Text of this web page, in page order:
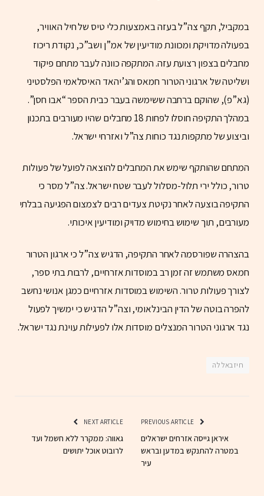
במקביל, תקף צה”ל בעזה באמצעות כלי טיס של חיל האוויר,
בפעולה מדויקת ומכוונת מודיעין של אמ”ן ושב”כ, נקודת ריכוז
מחבלים בצפון רצועת עזה. המתקפה כוונה לעבר מתחם פיקוד
ושליטה של ארגוני הטרור חמאס והג’יהאד האיסלאמי הפלסטיני
(גא”פ), שהוקם ברחבה ששימשה בעבר כבית הספר “אבו חסן”.
במהלך התקיפה חוסלו לפחות 18 מחבלים שהיו מעורבים בתכנון
וביצוע של מתקפות נגד כוחות צה”ל ואזרחי ישראל.
המתחם שהותקף שימש את המחבלים להוצאה לפועל של פעולות
טרור, כולל ירי תלול-מסלול לעבר שטח ישראל. צה”ל מסר כי
התקיפה בוצעה לאחר נקיטת צעדים רבים לצמצום הפגיעה בבלתי
מעורבים, תוך שימוש בחימוש מדויק ומודיעין איכותי.
בהצהרה שפורסמה לאחר התקיפה, הדגיש צה”ל כי ארגון הטרור
חמאס משתמש זה זמן רב במוסדות אזרחיים, לרבות בתי ספר,
לצורך פעולות טרור. השימוש במוסדות אזרחיים כמגן אנושי נחשב
להפרה בוטה של הדין הבינלאומי, וצה”ל הדגיש כי ימשיך לפעול
נגד ארגוני הטרור המנצלים מוסדות אלו לפעילות עוינת נגד ישראל.
חיזבאללה
איראן גייסה אזרחים ישראלים
במטרה להתנקש במדען ובראש
עיר
NEXT ARTICLE
גאווה: ממקרר ללא חשמל ועד
לרובוט אוכל יתושים